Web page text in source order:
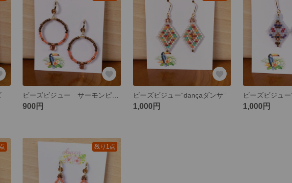
ビーズビジュー サーモンピンク
900円
ビーズビジュー“dançaダンサ”
1,000円 1,000円
残り1点